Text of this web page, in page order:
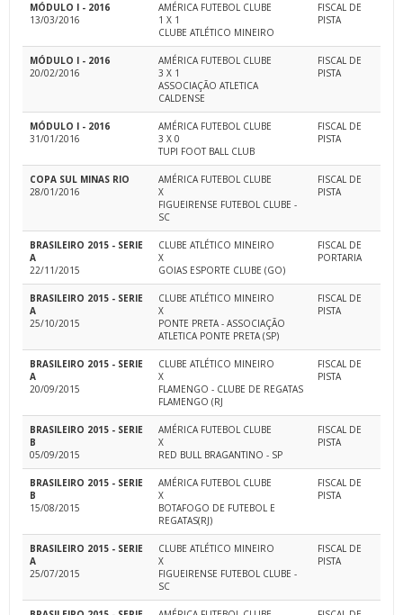
MÓDULO I - 2016
13/03/2016
AMÉRICA FUTEBOL CLUBE
1 X 1
CLUBE ATLÉTICO MINEIRO
FISCAL DE
PISTA
MÓDULO I - 2016
20/02/2016
AMÉRICA FUTEBOL CLUBE
3 X 1
ASSOCIAÇÃO ATLETICA
CALDENSE
FISCAL DE
PISTA
MÓDULO I - 2016
31/01/2016
AMÉRICA FUTEBOL CLUBE
3 X 0
TUPI FOOT BALL CLUB
FISCAL DE
PISTA
COPA SUL MINAS RIO
28/01/2016
AMÉRICA FUTEBOL CLUBE
X
FIGUEIRENSE FUTEBOL CLUBE -
SC
FISCAL DE
PISTA
BRASILEIRO 2015 - SERIE
A
22/11/2015
CLUBE ATLÉTICO MINEIRO
X
GOIAS ESPORTE CLUBE (GO)
FISCAL DE
PORTARIA
BRASILEIRO 2015 - SERIE
A
25/10/2015
CLUBE ATLÉTICO MINEIRO
X
PONTE PRETA - ASSOCIAÇÃO
ATLETICA PONTE PRETA (SP)
FISCAL DE
PISTA
BRASILEIRO 2015 - SERIE
A
20/09/2015
CLUBE ATLÉTICO MINEIRO
X
FLAMENGO - CLUBE DE REGATAS
FLAMENGO (RJ
FISCAL DE
PISTA
BRASILEIRO 2015 - SERIE
B
05/09/2015
AMÉRICA FUTEBOL CLUBE
X
RED BULL BRAGANTINO - SP
FISCAL DE
PISTA
BRASILEIRO 2015 - SERIE
B
15/08/2015
AMÉRICA FUTEBOL CLUBE
X
BOTAFOGO DE FUTEBOL E
REGATAS(RJ)
FISCAL DE
PISTA
BRASILEIRO 2015 - SERIE
A
25/07/2015
CLUBE ATLÉTICO MINEIRO
X
FIGUEIRENSE FUTEBOL CLUBE -
SC
FISCAL DE
PISTA